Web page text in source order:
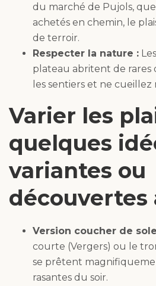
du marché de Pujols,
achetés en chemin, le
de terroir.
Respecter la nature :
plateau abritent de rares
les sentiers et ne cueillez
Varier les
quelques
variantes ou
découvertes
Version coucher de
courte (Vergers) ou le
se prêtent
rasantes du soir.